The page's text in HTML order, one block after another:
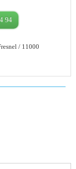
94
/ 11000